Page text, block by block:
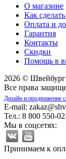
О магазине
Как сделать
Оплата и
Гарантия
Контакты
Скидки
Помощь в
2026 ©
Все права
Дизайн и продвижение
E-mail:
Тел.: 8 800 550-
Мы в соцсетях:
Принимаем к